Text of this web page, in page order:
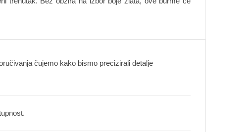
čujemo kako bismo precizirali detalje